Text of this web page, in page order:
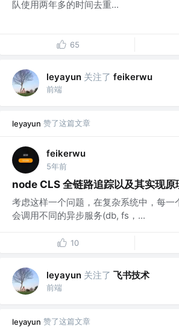
队使用两年多的时间去重...
65
leyayun 关注了 feikerwu
前端
leyayun 赞了这篇文章
feikerwu
5年前
node CLS 全链路追踪以及其实现原
考虑这样一个问题，在复杂系统中，每一
会调用不同的异步服务(db, fs，...
10
leyayun 关注了 飞书技术
前端
leyayun 赞了这篇文章